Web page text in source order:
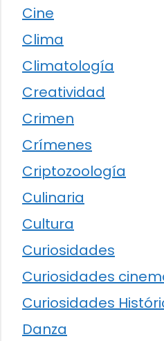
Cine
Clima
Climatología
Creatividad
Crimen
Crímenes
Criptozoología
Culinaria
Cultura
Curiosidades
Curiosidades
Curiosidades
Danza